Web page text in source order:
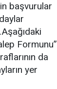
başvurular
Formunu”
da
yer